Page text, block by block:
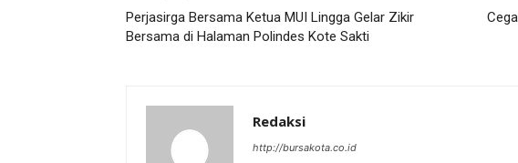
Perjasirga Bersama Ketua MUI Lingga Gelar Zikir
Bersama di Halaman Polindes Kote Sakti
Redaksi
http://bursakota.co.id